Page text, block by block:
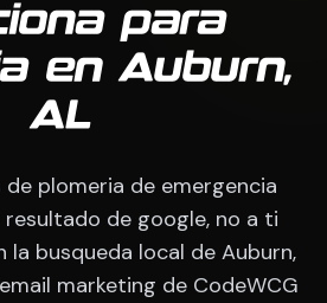
para
en Auburn,
AL
de plomeria de emergencia
de google, no a ti
la busqueda local de Auburn,
marketing de CodeWCG